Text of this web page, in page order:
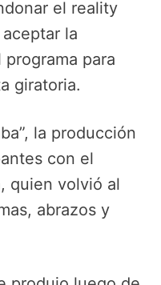
el reality
la
para
giratoria.
la producción
con el
quien volvió al
abrazos y